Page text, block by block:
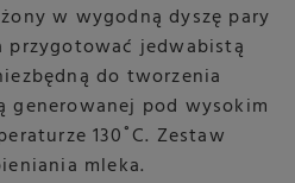
w wygodną dyszę pary
jedwabistą
do tworzenia
generowanej pod wysokim
130˚C. Zestaw
mleka.